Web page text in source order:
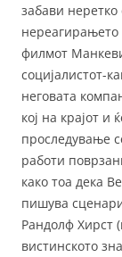
забави
нереагирањето
филмот
социјалистот-
неговата
кој на крајот
проследување
работи
како тоа дека
пишува
Рандолф Хирст
вистинското